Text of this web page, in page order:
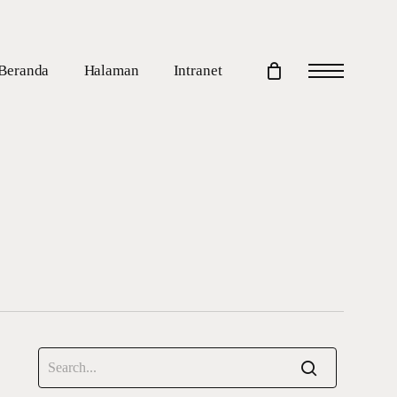
Halaman Intranet Menu